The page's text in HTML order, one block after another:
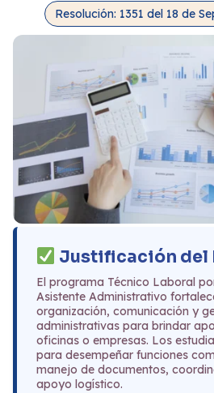
Resolución: 1351 del 18 de
Justificación del
El programa Técnico Laboral
Asistente Administrativo
organización, comunicación y
administrativas para brindar
oficinas o empresas. Los
para desempeñar funciones
manejo de documentos,
apoyo logístico.